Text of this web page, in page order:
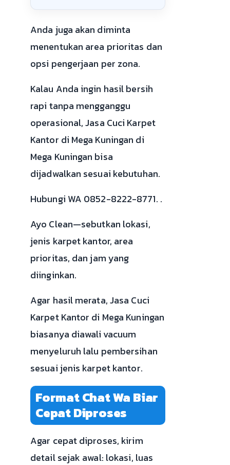
Anda juga akan diminta
menentukan area prioritas dan
opsi pengerjaan per zona.
Kalau Anda ingin hasil bersih
rapi tanpa mengganggu
operasional, Jasa Cuci Karpet
Kantor di Mega Kuningan di
Mega Kuningan bisa
dijadwalkan sesuai kebutuhan.
Hubungi WA 0852-8222-8771. .
Ayo Clean—sebutkan lokasi,
jenis karpet kantor, area
prioritas, dan jam yang
diinginkan.
Agar hasil merata, Jasa Cuci
Karpet Kantor di Mega Kuningan
biasanya diawali vacuum
menyeluruh lalu pembersihan
sesuai jenis karpet kantor.
Format Chat Wa Biar
Cepat Diproses
Agar cepat diproses, kirim
detail sejak awal: lokasi, luas